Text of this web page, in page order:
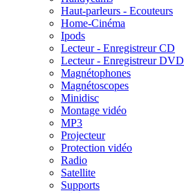
Haut-parleurs - Ecouteurs
Home-Cinéma
Ipods
Lecteur - Enregistreur CD
Lecteur - Enregistreur DVD
Magnétophones
Magnétoscopes
Minidisc
Montage vidéo
MP3
Projecteur
Protection vidéo
Radio
Satellite
Supports